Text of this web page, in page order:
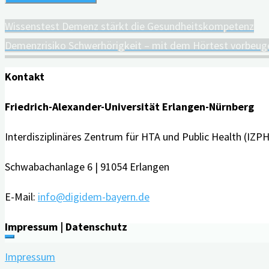
Wissenstest Demenz stärkt die Gesundheitskompetenz
Demenzrisiko Schwerhörigkeit – mit dem Hörtest
Kontakt
Friedrich-Alexander-Universität Erlangen-Nürnberg
Interdisziplinäres Zentrum für HTA und Public Health
Schwabachanlage 6 | 91054 Erlangen
E-Mail: info@digidem-bayern.de
Impressum | Datenschutz
Impressum